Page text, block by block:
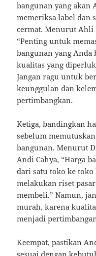
bangunan yang akan
memeriksa label dan
cermat. Menurut Ahli
“Penting untuk
bangunan yang
kualitas yang
Jangan ragu untuk
keunggulan dan
pertimbangkan.
Ketiga, bandingkan
sebelum
bangunan. Menurut
Andi Cahya, “Harga
dari satu toko ke
melakukan riset
membeli.” Namun,
murah, karena
menjadi
Keempat, pastikan